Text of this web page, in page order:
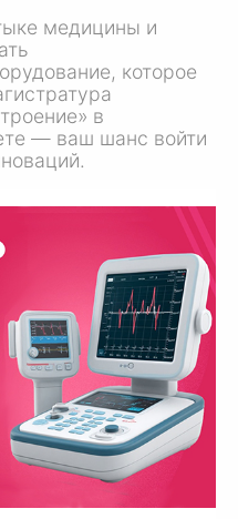
медицины и
которое
в
— ваш шанс войти